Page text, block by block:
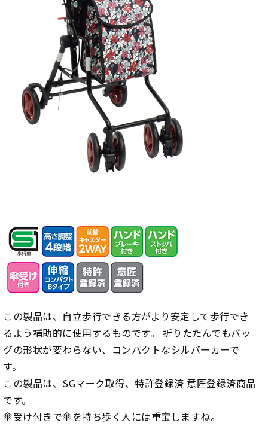
この製品は、自立歩行できる方がより安定して歩行でき
るよう補助的に使用するものです。 折りたたんでもバッ
グの形状が変わらない、コンパクトなシルバーカーで
す。
この製品は、SGマーク取得、特許登録済 意匠登録済商品
です。
傘受け付きで傘を持ち歩く人には重宝しますね。